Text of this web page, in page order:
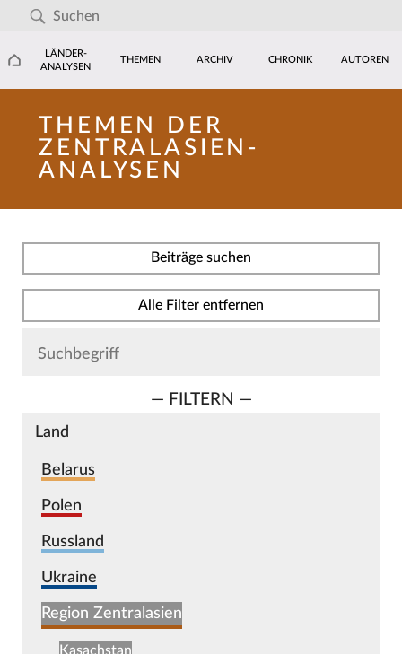
LÄNDER-
ANALYSEN
THEMEN ARCHIV CHRONIK AUTOREN
THEMEN DER
ZENTRALASIEN-
ANALYSEN
Beiträge suchen
Alle Filter entfernen
— FILTERN —
Land
Belarus
Polen
Russland
Ukraine
Region Zentralasien
Kasachstan